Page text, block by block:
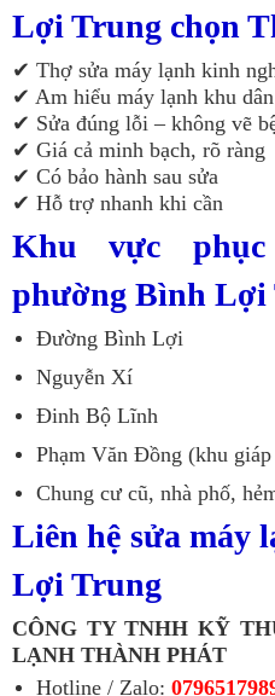
Lợi Trung chọn
✔ Thợ sửa máy lạnh kinh
✔ Am hiểu máy lạnh khu
✔ Sửa đúng lỗi – không vẽ
✔ Giá cả minh bạch, rõ ràng
✔ Có bảo hành sau sửa
✔ Hỗ trợ nhanh khi cần
Khu vực
phường Bình Lợi
Đường Bình Lợi
Nguyễn Xí
Đinh Bộ Lĩnh
Phạm Văn Đồng (khu
Chung cư cũ, nhà phố,
Liên hệ sửa máy
Lợi Trung
CÔNG TY TNHH KỸ
LẠNH THÀNH PHÁT
Hotline / Zalo: